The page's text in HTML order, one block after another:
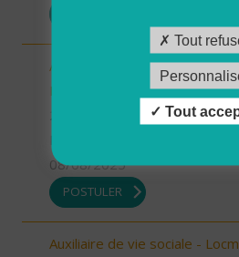
Aide à domicile - Plourin,
Porspoder, Landunvez - CDD
08/08/2025
POSTULER
Auxiliaire de vie sociale -
Tout
Tout